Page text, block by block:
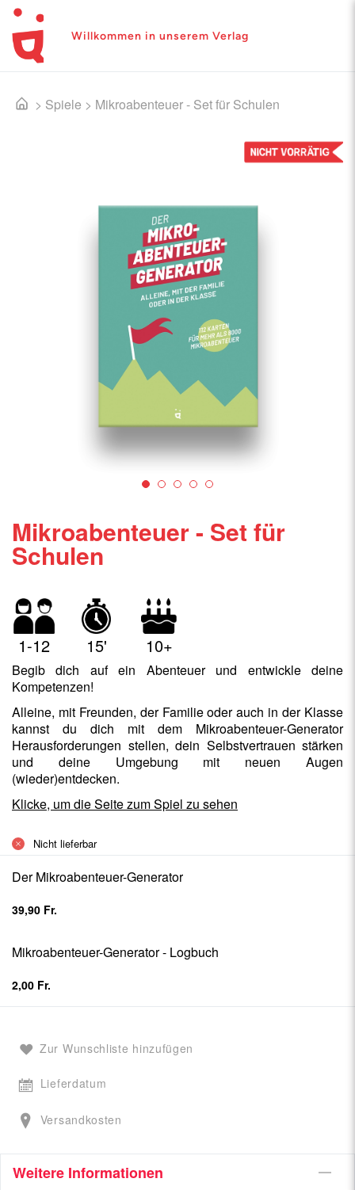
Willkommen in unserem Verlag
> Spiele > Mikroabenteuer - Set für Schulen
Mikroabenteuer - Set für
Schulen
1-12 15' 10+
Begib dich auf ein Abenteuer und entwickle deine
Kompetenzen!
Alleine, mit Freunden, der Familie oder auch in der Klasse
kannst du dich mit dem Mikroabenteuer-Generator
Herausforderungen stellen, dein Selbstvertrauen stärken
und deine Umgebung mit neuen Augen
(wieder)entdecken.
Klicke, um die Seite zum Spiel zu sehen
Nicht lieferbar
für
gruppiertes
Produkt
Der Mikroabenteuer-Generator
39,90 Fr.
Mikroabenteuer-Generator - Logbuch
2,00 Fr.
Zur Wunschliste hinzufügen
Lieferdatum
Versandkosten
Weitere Informationen